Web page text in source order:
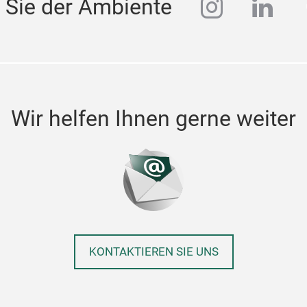
Sie der Ambiente
Wir helfen Ihnen gerne weiter
KONTAKTIEREN SIE UNS